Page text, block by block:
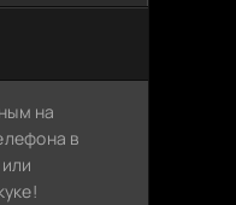
на
в